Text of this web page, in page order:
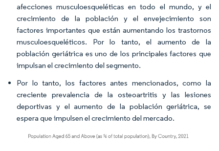
afecciones musculoesqueléticas en todo el mundo, y el
crecimiento de la población y el envejecimiento son
factores importantes que están aumentando los trastornos
musculoesqueléticos. Por lo tanto, el aumento de la
población geriátrica es uno de los principales factores que
impulsan el crecimiento del segmento.
Por lo tanto, los factores antes mencionados, como la
creciente prevalencia de la osteoartritis y las lesiones
deportivas y el aumento de la población geriátrica, se
espera que impulsen el crecimiento del mercado.